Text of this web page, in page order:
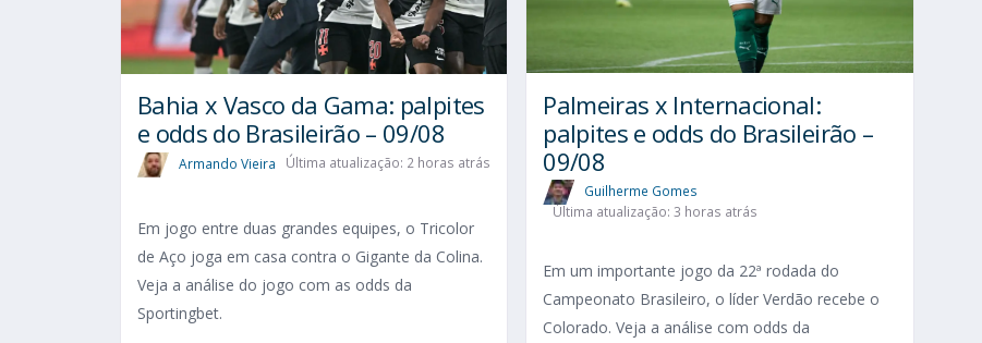
Bahia x Vasco da Gama: palpites
e odds do Brasileirão – 09/08
Armando Vieira Última atualização: 2 horas atrás
Em jogo entre duas grandes equipes, o Tricolor
de Aço joga em casa contra o Gigante da Colina.
Veja a análise do jogo com as odds da
Sportingbet.
Palmeiras x Internacional:
palpites e odds do Brasileirão –
09/08
Guilherme Gomes
Última atualização: 3 horas atrás
Em um importante jogo da 22ª rodada do
Campeonato Brasileiro, o líder Verdão recebe o
Colorado. Veja a análise com odds da